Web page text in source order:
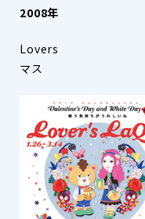
2008年
マス